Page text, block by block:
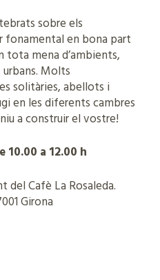
sobre els
fonamental en bona part
tota mena d’ambients,
Molts
solitàries, abellots i
en les diferents cambres
a construir el vostre!
10.00 a 12.00 h
del Cafè La Rosaleda.
Girona